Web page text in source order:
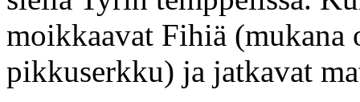
moikkaavat Fihiä
pikkuserkku) ja jatkavat